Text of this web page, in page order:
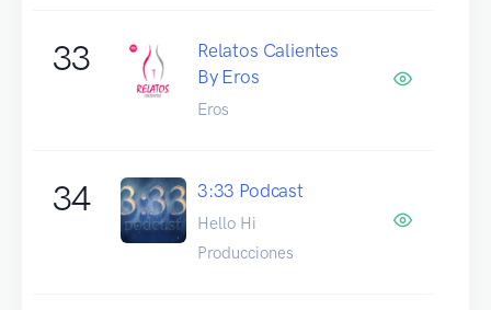
33
Relatos Calientes
By Eros
Eros
34 3:33 Podcast
Hello Hi
Producciones